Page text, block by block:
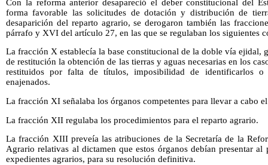
Con la reforma anterior desapareció el deber constitucional del
forma favorable las solicitudes de dotación y distribución de
desaparición del reparto agrario, se derogaron también las
párrafo y XVI del artículo 27, en las que se regulaban los siguientes
La fracción X establecía la base constitucional de la doble vía ejidal,
de restitución la obtención de las tierras y aguas necesarias en los
restituidos por falta de títulos, imposibilidad de identificarlos o
enajenados.
La fracción XI señalaba los órganos competentes para llevar a cabo
La fracción XII regulaba los procedimientos para el reparto agrario.
La fracción XIII preveía las atribuciones de la Secretaría de la
Agrario relativas al dictamen que estos órganos debían presentar
expedientes agrarios, para su resolución definitiva.